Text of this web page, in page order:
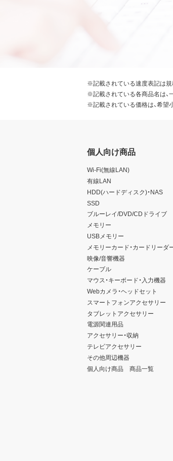
※記載されている速度表記は規
※記載されている各商品名は、
※記載されている価格は、希望
個人向け商品
Wi-Fi(無線LAN)
有線LAN
HDD(ハードディスク)・NAS
SSD
ブルーレイ/DVD/CDドライブ
メモリー
USBメモリー
メモリーカード・カードリーダ
映像/音響機器
ケーブル
マウス・キーボード・入力機器
Webカメラ・ヘッドセット
スマートフォンアクセサリー
タブレットアクセサリー
電源関連用品
アクセサリー・収納
テレビアクセサリー
その他周辺機器
個人向け商品 商品一覧